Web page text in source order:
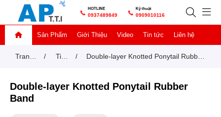
HOTLINE
0937489849
Kỹ thuật
0909010116
Sản Phẩm Giới Thiệu Video Tin tức Liên hệ
Trang / Tin / Double-layer Knotted Ponytail Rubber
Double-layer Knotted Ponytail Rubber
Band